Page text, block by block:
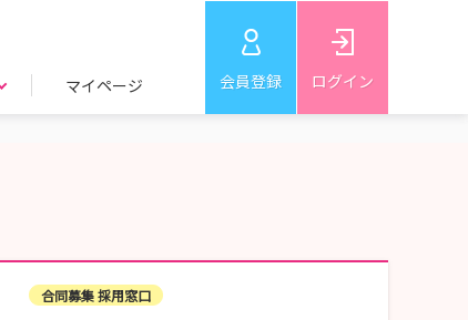
マイページ 会員登録 ログイン
合同募集 採用窓口